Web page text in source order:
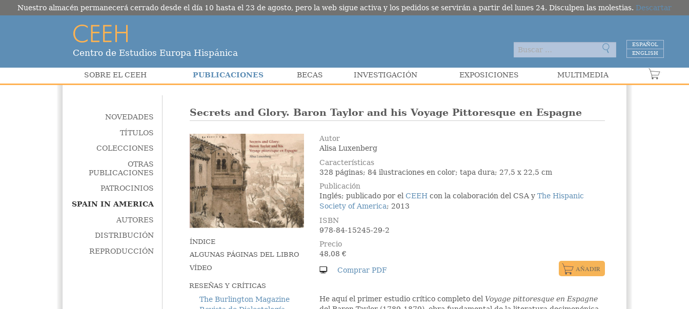
Centro de Estudios Europa Hispánica
ESPAÑOL
ENGLISH
SOBRE EL CEEH PUBLICACIONES BECAS INVESTIGACIÓN EXPOSICIONES MULTIMEDIA
NOVEDADES
TÍTULOS
COLECCIONES
OTRAS
PUBLICACIONES
PATROCINIOS
SPAIN IN AMERICA
AUTORES
DISTRIBUCIÓN
REPRODUCCIÓN
Secrets and Glory. Baron Taylor and his Voyage Pittoresque en Espagne
Autor
Alisa Luxenberg
Características
328 páginas; 84 ilustraciones en color; tapa dura; 27,5 x 22,5 cm
Publicación
Inglés; publicado por elCEEH con la colaboración del CSA yThe Hispanic
Society of America; 2013
ISBN
978-84-15245-29-2
Precio
48,08€
He aquí el primer estudio crítico completo del Voyage pittoresque en Espagne
ÍNDICE
ALGUNAS PÁGINAS DEL LIBRO
VÍDEO
RESEÑAS Y CRÍTICAS
The Burlington Magazine
Nuestro almacén permanecerá cerrado desde el día 10 hasta el 23 de agosto, pero la web sigue activa y los pedidos se servirán a partir del lunes 24. Disculpen las molestias. Descartar